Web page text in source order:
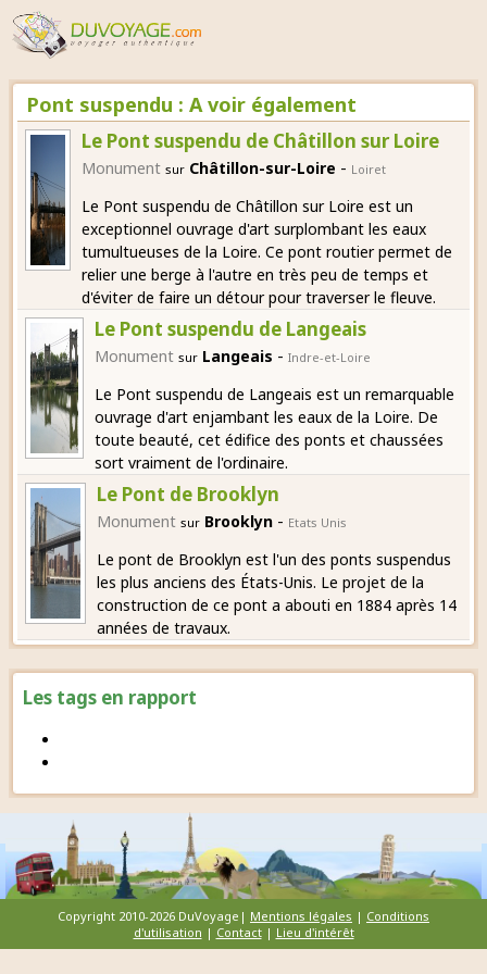
Les tags en rapport
Pont suspendu : A voir également
Le Pont suspendu de Châtillon sur Loire
Monument sur Châtillon-sur-Loire - Loiret
Le Pont suspendu de Châtillon sur Loire est un
exceptionnel ouvrage d'art surplombant les eaux
tumultueuses de la Loire. Ce pont routier permet de
relier une berge à l'autre en très peu de temps et
d'éviter de faire un détour pour traverser le fleuve.
Le Pont suspendu de Langeais
Monument sur Langeais - Indre-et-Loire
Le Pont suspendu de Langeais est un remarquable
ouvrage d'art enjambant les eaux de la Loire. De
toute beauté, cet édifice des ponts et chaussées
sort vraiment de l'ordinaire.
Le Pont de Brooklyn
Monument sur Brooklyn- Etats Unis
Le pont de Brooklyn est l'un des ponts suspendus
les plus anciens des États-Unis. Le projet de la
construction de ce pont a abouti en 1884 après 14
années de travaux.
Copyright 2010-2026 DuVoyage| Mentions légales | Conditions
d'utilisation | Contact| Lieu d'intérêt